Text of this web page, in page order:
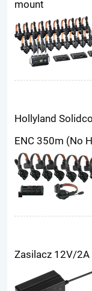
mount
Hollyland
ENC 350m (No
Zasilacz 12V/2A